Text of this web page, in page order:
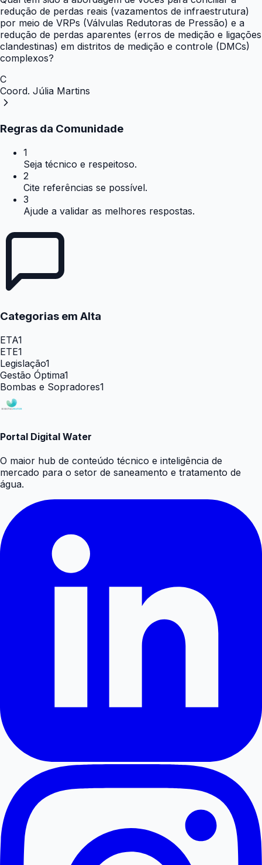
redução de perdas reais (vazamentos de infraestrutura)
por meio de VRPs (Válvulas Redutoras de Pressão) e a
redução de perdas aparentes (erros de medição e ligações
clandestinas) em distritos de medição e controle (DMCs)
complexos?
C
Coord. Júlia Martins
Regras da Comunidade
1
Seja técnico e respeitoso.
2
Cite referências se possível.
3
Ajude a validar as melhores respostas.
Categorias em Alta
ETA1
ETE1
Legislação1
Gestão Óptima1
Bombas e Sopradores1
Portal Digital Water
O maior hub de conteúdo técnico e inteligência de
mercado para o setor de saneamento e tratamento de
água.